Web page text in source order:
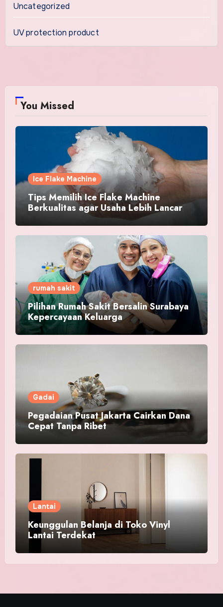
Uncategorized
UV protection product
You Missed
Ice Flake Machine
Tips Memilih Ice Flake Machine
Berkualitas agar Usaha Lebih Lancar
rumah sakit
Pilihan Rumah Sakit Bersalin Surabaya
Kepercayaan Keluarga
Gadai
Pegadaian Pusat Jakarta Cairkan Dana
Cepat Tanpa Ribet
Lantai
Keunggulan Belanja di Toko Vinyl
Lantai Terdekat